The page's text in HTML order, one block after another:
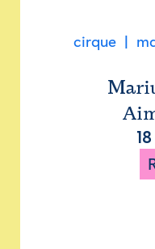
cirque
18